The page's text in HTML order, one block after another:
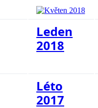
Leden
2018
Léto
2017